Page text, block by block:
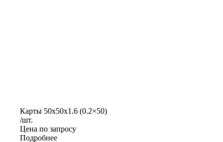
Карты 50x50x1.6 (0.2×50)
/шт.
Цена по запросу
Подробнее